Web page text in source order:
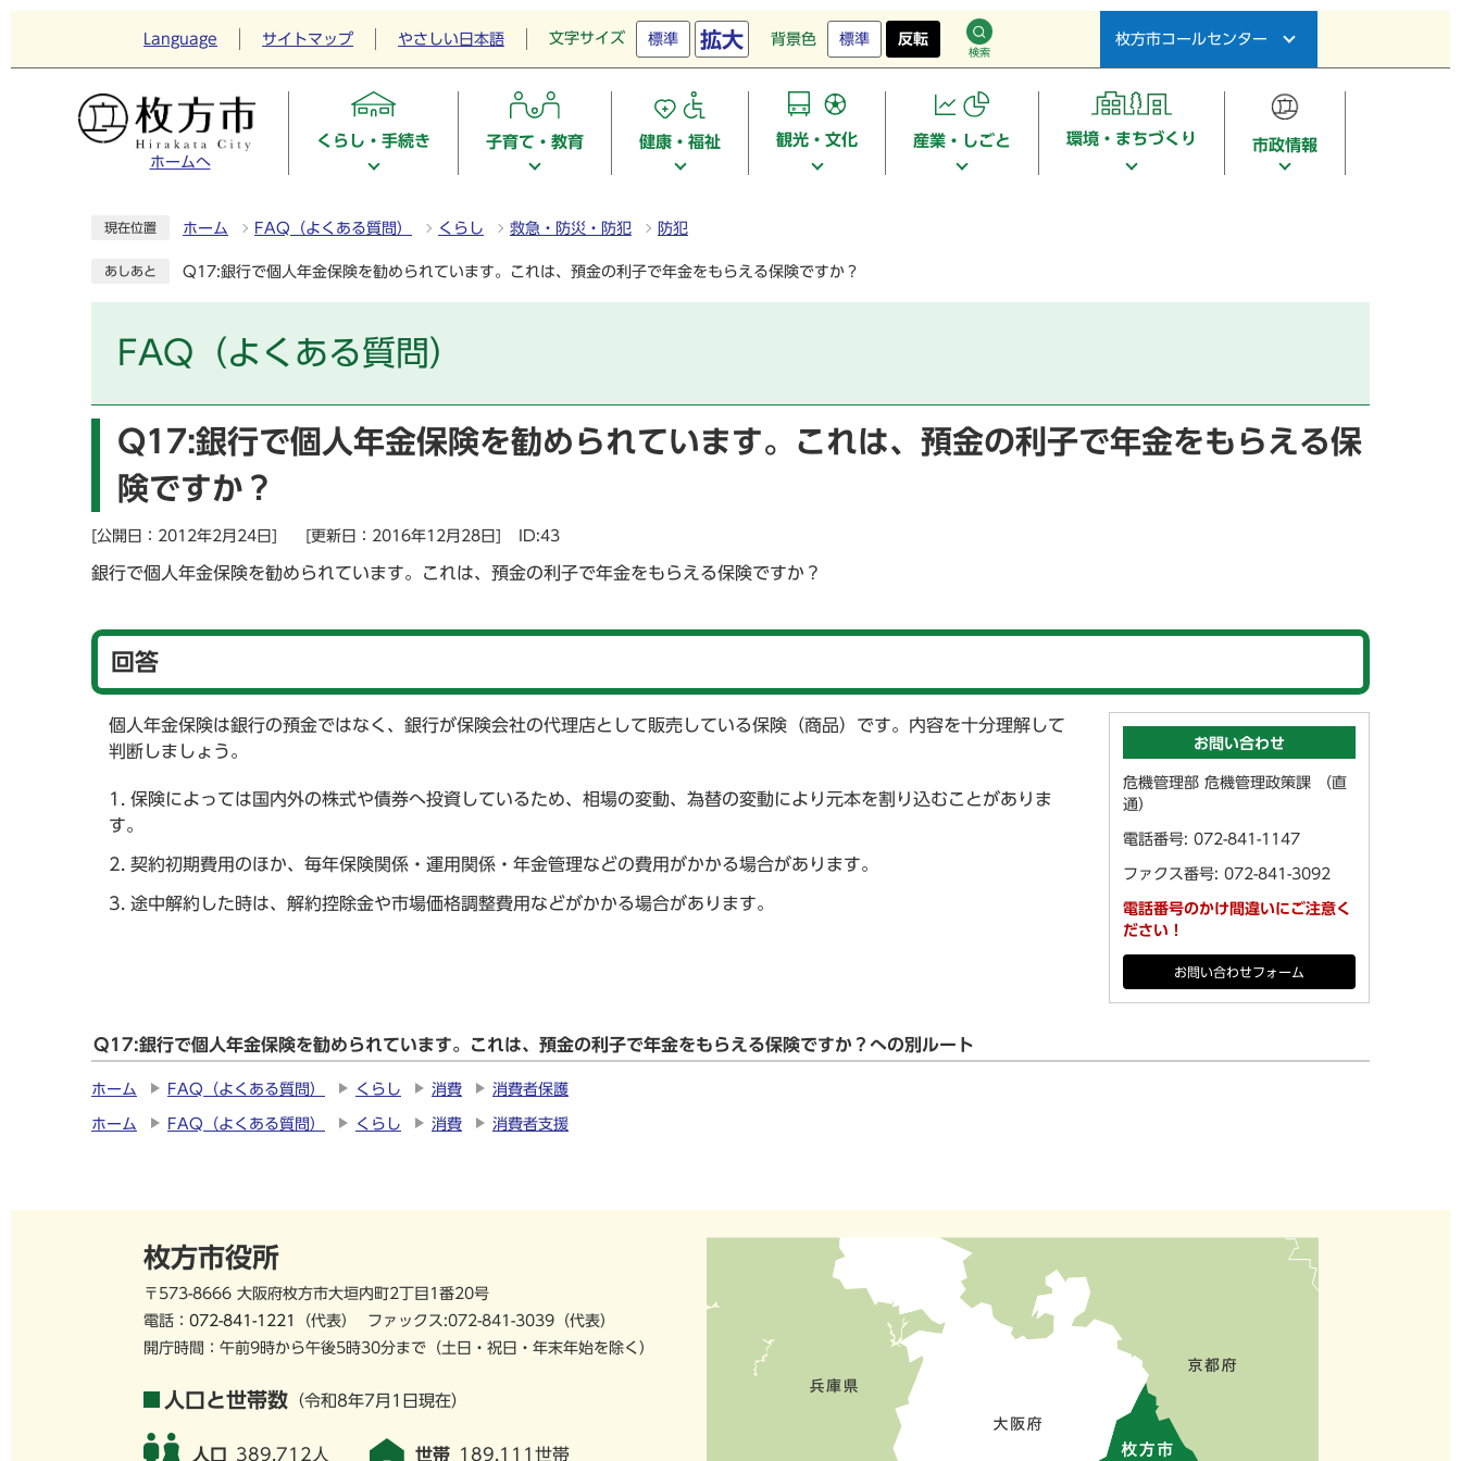
Language サイトマップ やさしい日本語 文字サイズ 標準 拡大 背景色 標準 反転
検索
枚方市コールセンター
ホームへ
くらし・手続き 子育て・教育 健康・福祉 観光・文化 産業・しごと 環境・まちづくり 市政情報
現在位置 ホーム FAQ（よくある質問） くらし 救急・防災・防犯 防犯
あしあと Q17:銀行で個人年金保険を勧められています。これは、預金の利子で年金をもらえる保険ですか？
FAQ（よくある質問）
Q17:銀行で個人年金保険を勧められています。これは、預金の利子で年金をもらえる保
険ですか？
[公開日：2012年2月24日] [更新日：2016年12月28日] ID:43
銀行で個人年金保険を勧められています。これは、預金の利子で年金をもらえる保険ですか？
回答
個人年金保険は銀行の預金ではなく、銀行が保険会社の代理店として販売している保険（商品）です。内容を十分理解して
判断しましょう。
保険によっては国内外の株式や債券へ投資しているため、相場の変動、為替の変動により元本を割り込むことがありま
す。
契約初期費用のほか、毎年保険関係・運用関係・年金管理などの費用がかかる場合があります。
途中解約した時は、解約控除金や市場価格調整費用などがかかる場合があります。
お問い合わせ
危機管理部 危機管理政策課 （直
通）
電話番号: 072-841-1147
ファクス番号: 072-841-3092
電話番号のかけ間違いにご注意く
ださい！
お問い合わせフォーム
Q17:銀行で個人年金保険を勧められています。これは、預金の利子で年金をもらえる保険ですか？への別ルート
ホーム FAQ（よくある質問） くらし 消費 消費者保護
ホーム FAQ（よくある質問） くらし 消費 消費者支援
枚方市役所
〒573-8666 大阪府枚方市大垣内町2丁目1番20号
電話： 072-841-1221 （代表） ファックス:072-841-3039（代表）
開庁時間：午前9時から午後5時30分まで （土日・祝日・年末年始を除く）
人口と世帯数 （令和8年7月1日現在）
人口 389,712人 世帯 189,111世帯